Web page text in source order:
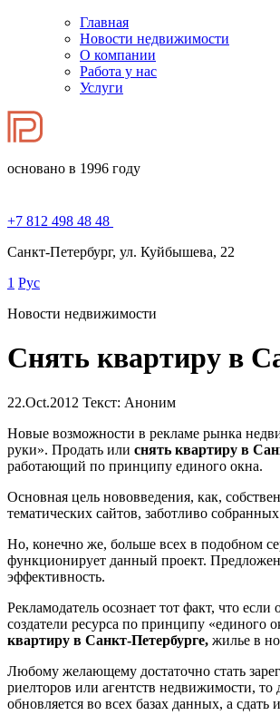
Главная
Новости недвижимости
О компании
Работа у нас
Услуги
основано в 1996 году
+7 812 498 48 48
Санкт-Петербург, ул. Куйбышева, 22
1 Рус
Новости недвижимости
Снять квартиру в
22.Oct.2012 Текст: Аноним
Новые возможности в рекламе рынка
руки». Продать или снять квартиру в
работающий по принципу единого окна.
Основная цель нововведения, как,
тематических сайтов, заботливо
Но, конечно же, больше всех в подобном
функционирует данный проект.
эффективность.
Рекламодатель осознает тот факт, что
создатели ресурса по принципу «единого
квартиру в Санкт-Петербурге, жилье в
Любому желающему достаточно стать
риелторов или агентств недвижимости,
обновляется во всех базах данных, а сдать